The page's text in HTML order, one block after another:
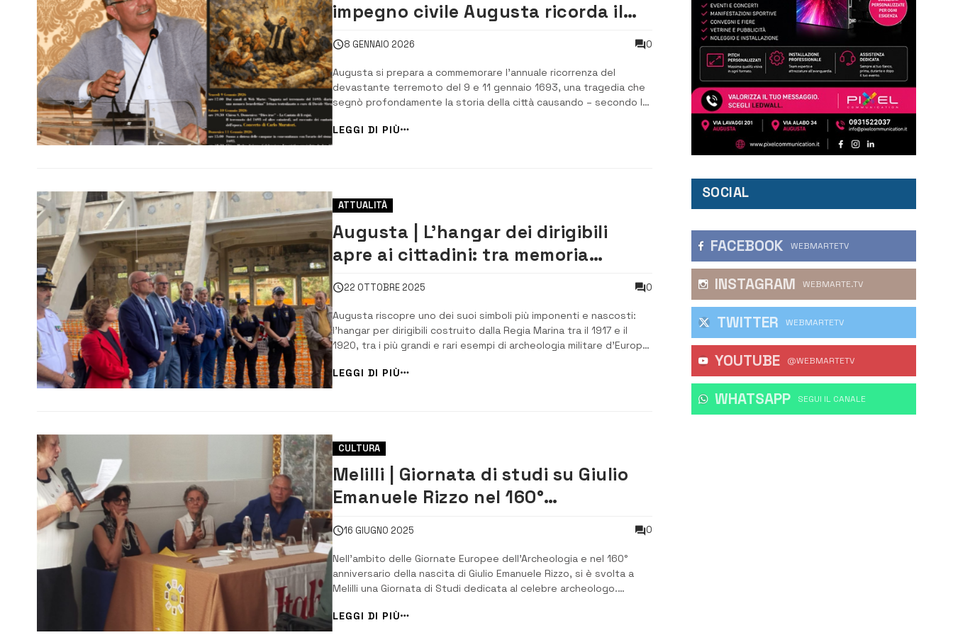
impegno civile Augusta ricorda il
terremoto del 1693
8 GENNAIO 2026 0
Augusta si prepara a commemorare l’annuale ricorrenza del
devastante terremoto del 9 e 11 gennaio 1693, una tragedia che
segnò profondamente la storia della città causando – secondo le
cronache dell’epoca – circa 2.300 vittime su una popolazione di
6.000 abitanti. Un evento drammatico che sarà ricordato
attraverso un articolato programma di ap...
LEGGI DI PIÙ
ATTUALITÀ
Augusta | L’hangar dei dirigibili
apre ai cittadini: tra memoria
storica e nuova visione per il futuro
22 OTTOBRE 2025 0
Augusta riscopre uno dei suoi simboli più imponenti e nascosti:
l’hangar per dirigibili costruito dalla Regia Marina tra il 1917 e il
1920, tra i più grandi e rari esempi di archeologia militare d’Europa,
inaccessibilità, il sito è stato presentato ieri con una visita
riservata [&...
LEGGI DI PIÙ
CULTURA
Melilli | Giornata di studi su Giulio
Emanuele Rizzo nel 160°
anniversario della nascita
16 GIUGNO 2025 0
Nell’ambito delle Giornate Europee dell’Archeologia e nel 160°
anniversario della nascita di Giulio Emanuele Rizzo, si è svolta a
Melilli una Giornata di Studi dedicata al celebre archeologo.
luogo presso il Palazzo della Cultura, con il coinvolgimento di
LEGGI DI PIÙ
SOCIAL
FACEBOOK WEBMARTETV
INSTAGRAM WEBMARTE.TV
TWITTER WEBMARTETV
YOUTUBE @WEBMARTETV
WHATSAPP ‎SEGUI IL CANALE